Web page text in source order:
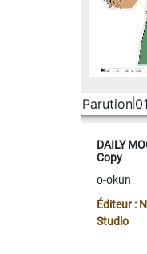
Parution
DAILY
Copy
o-okun
Éditeur :
Studio